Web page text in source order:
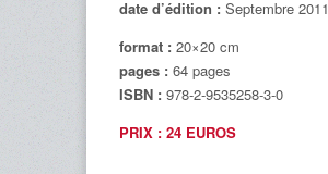
date d’édition : Septembre 2011
format : 20×20 cm
pages : 64 pages
ISBN : 978-2-9535258-3-0
PRIX : 24 EUROS